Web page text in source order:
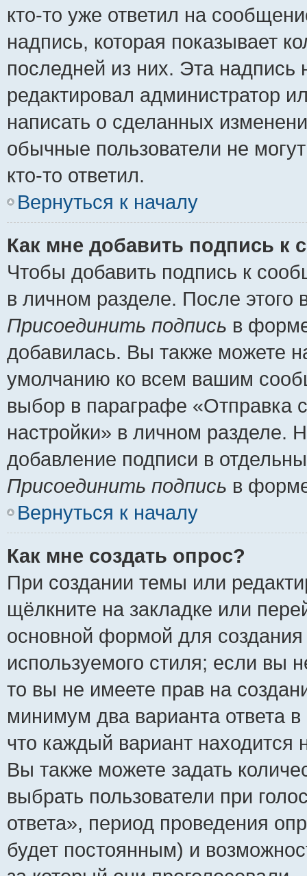
кто-то уже ответил на
надпись, которая показывает
последней из них. Эта
редактировал администратор
написать о сделанных
обычные пользователи не
кто-то ответил.
Вернуться к началу
Как мне добавить подпись к
Чтобы добавить подпись к
в личном разделе. После
Присоединить подпись в
добавилась. Вы также можете
умолчанию ко всем вашим
выбор в параграфе «Отправка
настройки» в личном разделе.
добавление подписи в
Присоединить подпись в
Вернуться к началу
Как мне создать опрос?
При создании темы или
щёлкните на закладке или
основной формой для
используемого стиля; если вы
то вы не имеете прав на
минимум два варианта ответа
что каждый вариант находится
Вы также можете задать
выбрать пользователи при
ответа», период проведения
будет постоянным) и